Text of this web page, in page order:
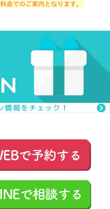
金でのご案内となります。